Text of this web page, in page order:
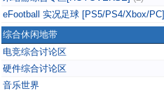
eFootball 实况足球 [PS5/PS4/Xbox/PC]
综合休闲地带
电竞综合讨论区
硬件综合讨论区
音乐世界